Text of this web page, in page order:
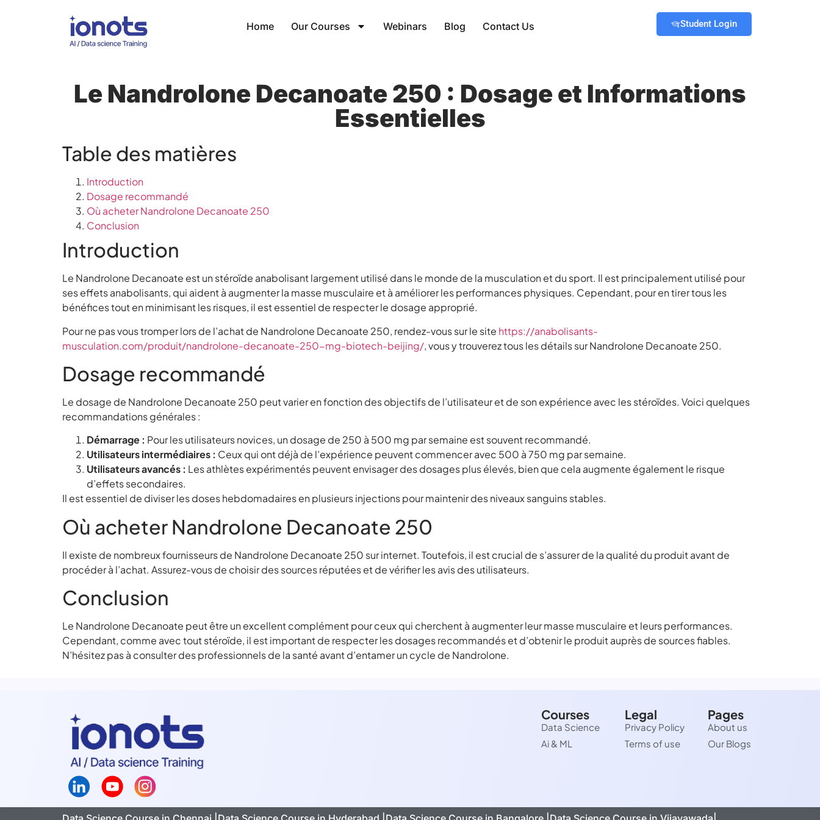
Home Our Courses Webinars Blog Contact Us Student Login
Le Nandrolone Decanoate 250 : Dosage et Informations
Essentielles
Table des matières
Introduction
Dosage recommandé
Où acheter Nandrolone Decanoate 250
Conclusion
Introduction
Le Nandrolone Decanoate est un stéroïde anabolisant largement utilisé dans le monde de la musculation et du sport. Il est principalement utilisé pour
ses effets anabolisants, qui aident à augmenter la masse musculaire et à améliorer les performances physiques. Cependant, pour en tirer tous les
bénéfices tout en minimisant les risques, il est essentiel de respecter le dosage approprié.
Pour ne pas vous tromper lors de l’achat de Nandrolone Decanoate 250, rendez-vous sur le site https://anabolisants-
musculation.com/produit/nandrolone-decanoate-250-mg-biotech-beijing/, vous y trouverez tous les détails sur Nandrolone Decanoate 250.
Dosage recommandé
Le dosage de Nandrolone Decanoate 250 peut varier en fonction des objectifs de l’utilisateur et de son expérience avec les stéroïdes. Voici quelques
recommandations générales :
Démarrage : Pour les utilisateurs novices, un dosage de 250 à 500 mg par semaine est souvent recommandé.
Utilisateurs intermédiaires : Ceux qui ont déjà de l’expérience peuvent commencer avec 500 à 750 mg par semaine.
Utilisateurs avancés : Les athlètes expérimentés peuvent envisager des dosages plus élevés, bien que cela augmente également le risque
d’effets secondaires.
Il est essentiel de diviser les doses hebdomadaires en plusieurs injections pour maintenir des niveaux sanguins stables.
Où acheter Nandrolone Decanoate 250
Il existe de nombreux fournisseurs de Nandrolone Decanoate 250 sur internet. Toutefois, il est crucial de s’assurer de la qualité du produit avant de
procéder à l’achat. Assurez-vous de choisir des sources réputées et de vérifier les avis des utilisateurs.
Conclusion
Le Nandrolone Decanoate peut être un excellent complément pour ceux qui cherchent à augmenter leur masse musculaire et leurs performances.
Cependant, comme avec tout stéroïde, il est important de respecter les dosages recommandés et d’obtenir le produit auprès de sources fiables.
N’hésitez pas à consulter des professionnels de la santé avant d’entamer un cycle de Nandrolone.
Courses
Data Science
Ai & ML
Legal
Privacy Policy
Terms of use
Pages
About us
Our Blogs